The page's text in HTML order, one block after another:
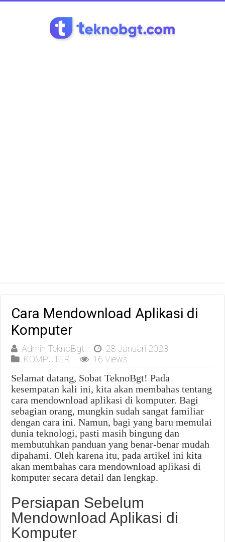
Cara Mendownload Aplikasi di
Komputer
Admin TeknoBgt
28 Januari 2023
KOMPUTER
16 Views
Selamat datang, Sobat TeknoBgt! Pada
kesempatan kali ini, kita akan membahas tentang
cara mendownload aplikasi di komputer. Bagi
sebagian orang, mungkin sudah sangat familiar
dengan cara ini. Namun, bagi yang baru memulai
dunia teknologi, pasti masih bingung dan
membutuhkan panduan yang benar-benar mudah
dipahami. Oleh karena itu, pada artikel ini kita
akan membahas cara mendownload aplikasi di
komputer secara detail dan lengkap.
Persiapan Sebelum
Mendownload Aplikasi di
Komputer